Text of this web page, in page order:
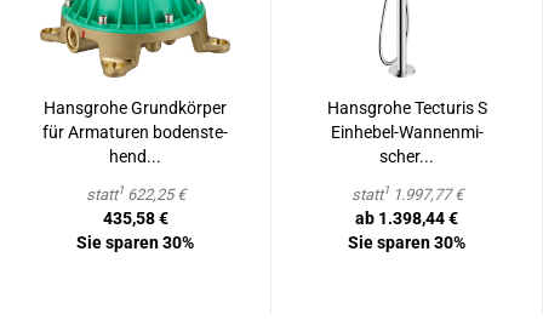
Hans­gro­he Grund­kör­per
für Ar­ma­tu­ren bo­den­ste­
hend...
statt1622,25 €
435,58 €
Sie sparen 30%
Hans­gro­he Tec­tu­ris S
Einhebel-​​Wan­nen­mi­
scher...
statt11.997,77 €
ab 1.398,44 €
Sie sparen 30%